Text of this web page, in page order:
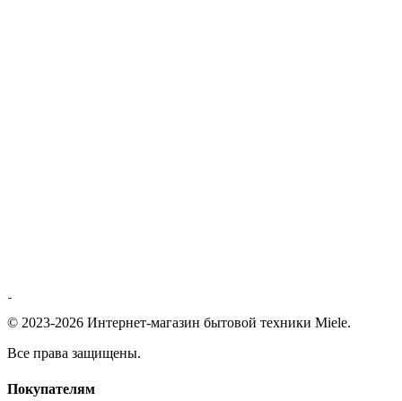
© 2023-2026 Интернет-магазин бытовой техники Miele.
Все права защищены.
Покупателям